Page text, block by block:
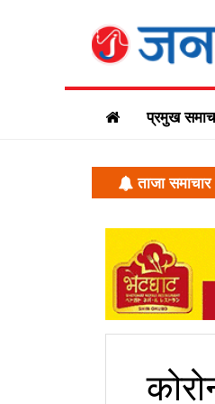
प्रमुख
ताजा समाचार